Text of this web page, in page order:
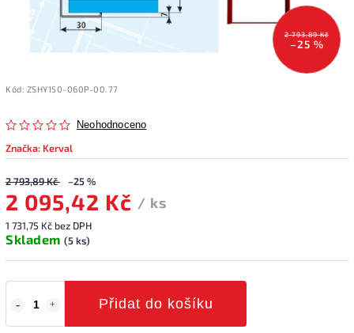
2 793,89 Kč
–25 %
Kód: ZSHY150-060P-00.77
Neohodnoceno
Značka: Kerval
2 793,89 Kč –25 %
2 095,42 Kč / ks
1 731,75 Kč bez DPH
Skladem (5 ks)
Přidat do košíku